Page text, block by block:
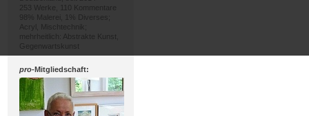
253 Werke, 110 Kommentare
98% Malerei, 1% Diverses;
Acryl, Mischtechnik;
mehrheitlich: Abstrakte Kunst,
Gegenwartskunst
pro-Mitgliedschaft: